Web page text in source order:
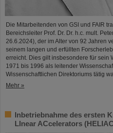
Die Mitarbeitenden von GSI und FAIR
Bereichsleiter Prof. Dr. Dr. h.c. mult.
26.6.2024), der im Alter von 92 Jahren
seinem langen und erfüllten
erreicht. Dies gilt insbesondere für sein
1971 bis 1996 als leitender
Wissenschaftlichen Direktoriums tätig
Mehr »
Inbetriebnahme des ersten
LInear ACcelerators